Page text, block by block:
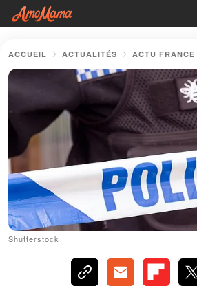
ACCUEIL ACTUALITÉS ACTU FRANCE
Shutterstock